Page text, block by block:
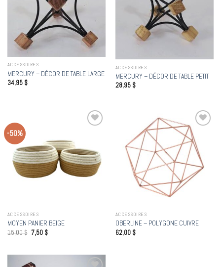
ACCESSOIRES
MERCURY – DÉCOR DE TABLE LARGE
34,95 $
ACCESSOIRES
MERCURY – DÉCOR DE TABLE PETIT
28,95 $
-50%
ACCESSOIRES
MOYEN PANIER BEIGE
15,00$ 7,50 $
Add to
wishlist
ACCESSOIRES
OBERLINE – POLYGONE CUIVRE
62,00 $